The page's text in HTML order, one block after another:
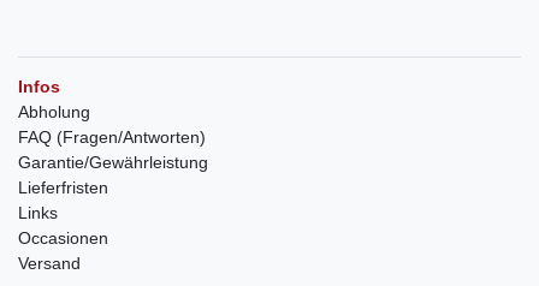
Infos
Abholung
FAQ (Fragen/Antworten)
Garantie/Gewährleistung
Lieferfristen
Links
Occasionen
Versand